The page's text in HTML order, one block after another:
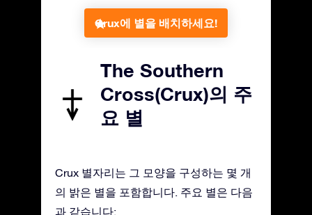
Crux에 별을 배치하세요!
The Southern
Cross(Crux)의 주
요 별
Crux 별자리는 그 모양을 구성하는 몇 개
의 밝은 별을 포함합니다. 주요 별은 다음
과 같습니다: